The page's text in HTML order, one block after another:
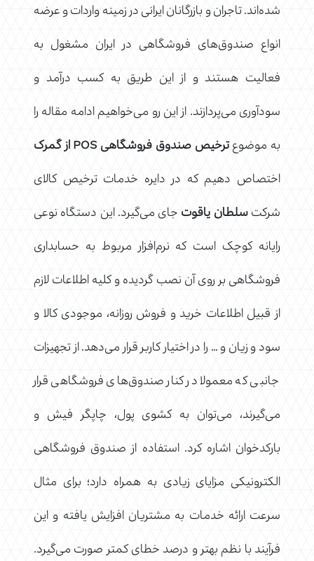
شده‌اند. تاجران و بازرگانان ایرانی در زمینه واردات و عرضه
انواع صندوق‌های فروشگاهی در ایران مشغول به
فعالیت هستند و از این طریق به کسب درآمد و
سودآوری می‌پردازند. از این رو می‌خواهیم ادامه مقاله را
به موضوعترخیص صندوق فروشگاهی POSاز گمرک
اختصاص دهیم که در دایره خدمات ترخیص کالای
شرکتسلطان یاقوت جای می‌گیرد. این دستگاه نوعی
رایانه کوچک است که نرم‌افزار مربوط به حسابداری
فروشگاهی بر روی آن نصب گردیده و کلیه اطلاعات لازم
از قبیل اطلاعات خرید و فروش روزانه، موجودی کالا و
سود و زیان و … را در اختیار کاربر قرار می‌دهد. از تجهیزات
جانبی که معمولا در کنار صندوق‌های فروشگاهی قرار
می‌گیرند، می‌توان به کشوی پول، چاپگر فیش و
بارکدخوان اشاره کرد. استفاده از صندوق فروشگاهی
الکترونیکی مزایای زیادی به همراه دارد؛ برای مثال
سرعت ارائه خدمات به مشتریان افزایش یافته و این
فرآیند با نظم بهتر و درصد خطای کمتر صورت می‌گیرد.